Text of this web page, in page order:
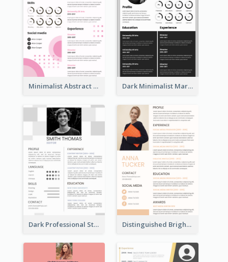
Minimalist Abstract Pink Resume Dark Minimalist Marketing Manager Resume
Dark Professional Student Resume Distinguished Bright College Student Resume